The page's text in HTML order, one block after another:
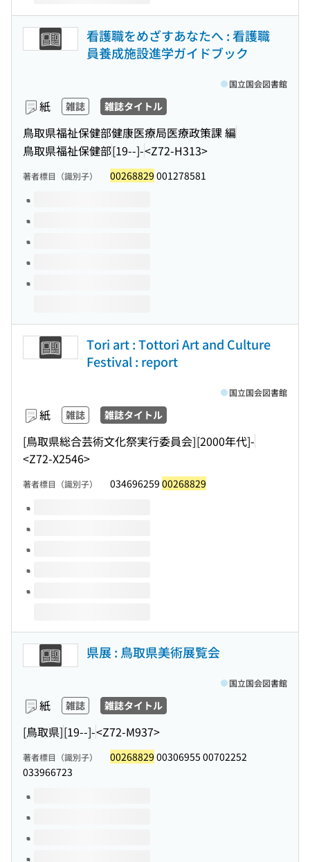
看護職をめざすあなたへ : 看護職
員養成施設進学ガイドブック
紙 雑誌 雑誌タイトル
鳥取県福祉保健部健康医療局医療政策課 編
鳥取県福祉保健部[19--]-<Z72-H313>
国立国会図書館
著者標目（識別子） 00268829 001278581
このタイトルの巻号
Tori art : Tottori Art and Culture
Festival : report
紙 雑誌 雑誌タイトル
[鳥取県総合芸術文化祭実行委員会][2000年代]-
<Z72-X2546>
国立国会図書館
著者標目（識別子） 034696259 00268829
このタイトルの巻号
県展 : 鳥取県美術展覧会
紙 雑誌 雑誌タイトル
[鳥取県][19--]-<Z72-M937>
国立国会図書館
著者標目（識別子） 00268829 00306955 00702252
033966723
このタイトルの巻号